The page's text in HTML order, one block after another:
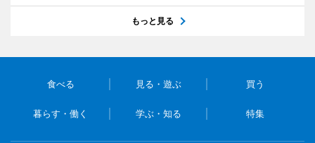
もっと見る
食べる 見る・遊ぶ 買う
暮らす・働く 学ぶ・知る 特集